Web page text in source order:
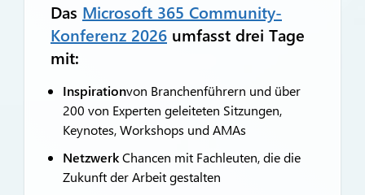
Das Microsoft 365 Community-
Konferenz 2026 umfasst drei Tage
mit:
Inspirationvon Branchenführern und über
200 von Experten geleiteten Sitzungen,
Keynotes, Workshops und AMAs
NetzwerkChancen mit Fachleuten, die die
Zukunft der Arbeit gestalten